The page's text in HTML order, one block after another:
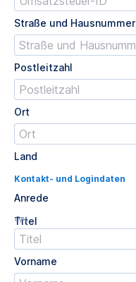
Straße und Hausnummer
Postleitzahl
Ort
Land
Kontakt- und Logindaten
Anrede
Titel
Opt.
Vorname